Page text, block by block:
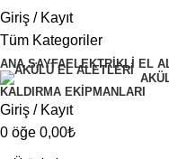
Giriş / Kayıt
Tüm Kategoriler
ANA SAYFAELEKTRİKLİ EL
KALDIRMA EKİPMANLARI
Giriş / Kayıt
0 öğe 0,00₺